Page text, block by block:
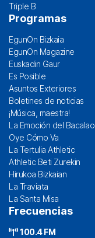
Triple B
Programas
EgunOn Bizkaia
EgunOn Magazine
Euskadin Gaur
Es Posible
Asuntos Exteriores
Boletines de noticias
¡Música, maestra!
La Emoción del Bacalao
Oye Cómo Va
La Tertulia Athletic
Athletic Beti Zurekin
Hirukoa Bizkaian
La Traviata
La Santa Misa
Frecuencias
100.4 FM